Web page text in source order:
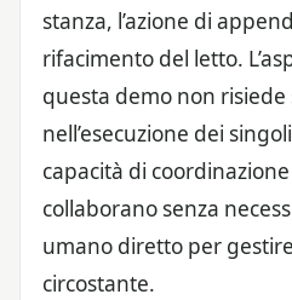
stanza, l’azione di
rifacimento del letto.
questa demo non
nell’esecuzione dei
capacità di
collaborano senza
umano diretto per
circostante.